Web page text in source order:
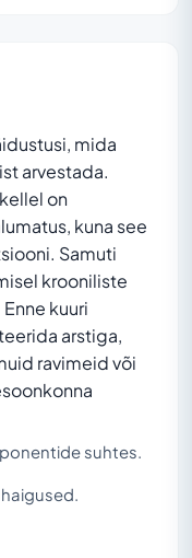
mida
arvestada.
on
kuna see
Samuti
krooniliste
kuuri
arstiga,
ravimeid või
suhtes.